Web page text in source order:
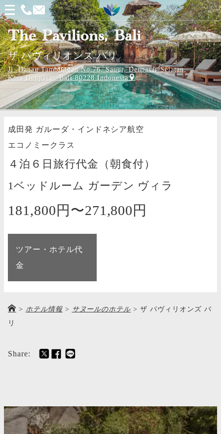
メ
ニ
ュ
ー
を
く
The Pavilions, Bali
ザ パヴィリオンズ バリ
Jl. Danau Tamblingan No.76, Sanur, Denpasar Selatan,
Kota Denpasar, Bali 80228 Indonesia
成田発 ガルーダ・インドネシア航空
エコノミークラス
４泊６日旅行代金（朝食付）
1ベッドルーム ガーデン ヴィラ
181,800円〜271,800円
ツアー・ホテル代
金
> ホテル情報> サヌールのホテル >ザ パヴィリオンズ バ
リ
Share: